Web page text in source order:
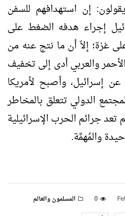
إن استهدافهم للسفن
إجراء هدفه الضغط على
غزة؛ إلاّ أن ما نتج عنه من
والعربي أدى إلى تخفيف
إسرائيل، وأصبح لأمريكا
الدولي تتعلق بالمخاطر
تعد جرائم الحرب الإسرائيلية
والمُهمَّة.
0
المسلمون والعالم